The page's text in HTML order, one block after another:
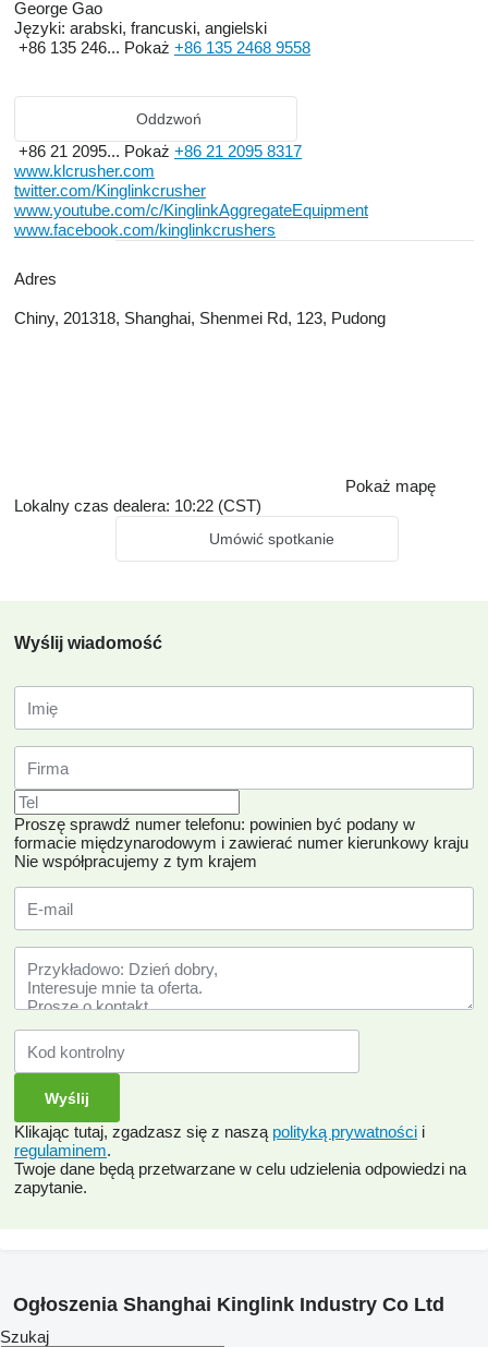
George Gao
Języki: arabski, francuski, angielski
+86 135 246... Pokaż +86 135 2468 9558
Oddzwoń
+86 21 2095... Pokaż +86 21 2095 8317
www.klcrusher.com
twitter.com/Kinglinkcrusher
www.youtube.com/c/KinglinkAggregateEquipment
www.facebook.com/kinglinkcrushers
Adres
Chiny, 201318, Shanghai, Shenmei Rd, 123, Pudong
Pokaż mapę
Lokalny czas dealera: 10:22 (CST)
Umówić spotkanie
Wyślij wiadomość
Proszę sprawdź numer telefonu: powinien być podany w
formacie międzynarodowym i zawierać numer kierunkowy kraju
Nie współpracujemy z tym krajem
Klikając tutaj, zgadzasz się z naszą polityką prywatności i
regulaminem.
Twoje dane będą przetwarzane w celu udzielenia odpowiedzi na
zapytanie.
Ogłoszenia Shanghai Kinglink Industry Co Ltd
Szukaj